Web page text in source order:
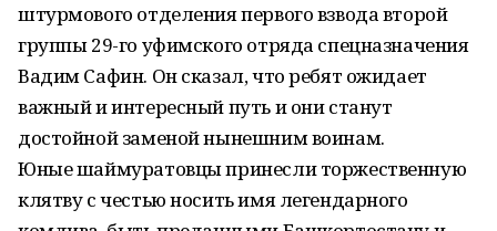
штурмового отделения первого взвода второй
группы 29-го уфимского отряда спецназначения
Вадим Сафин. Он сказал, что ребят ожидает
важный и интересный путь и они станут
достойной заменой нынешним воинам.
Юные шаймуратовцы принесли торжественную
клятву с честью носить имя легендарного